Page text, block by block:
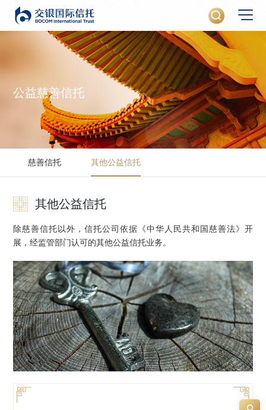
公益慈善信托
慈善信托 其他公益信托
其他公益信托
除慈善信托以外，信托公司依据《中华人民共和国慈善法》开
展，经监管部门认可的其他公益信托业务。